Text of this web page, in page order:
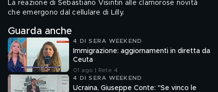
La reazione di Sebastiano Visintin alle clamorose novità
che emergono dal cellulare di Lilly.
Guarda anche
4 DI SERA WEEKEND
Immigrazione: aggiornamenti in diretta da
Ceuta
01 ago | Rete 4
4 DI SERA WEEKEND
Ucraina, Giuseppe Conte: "Se vinco le